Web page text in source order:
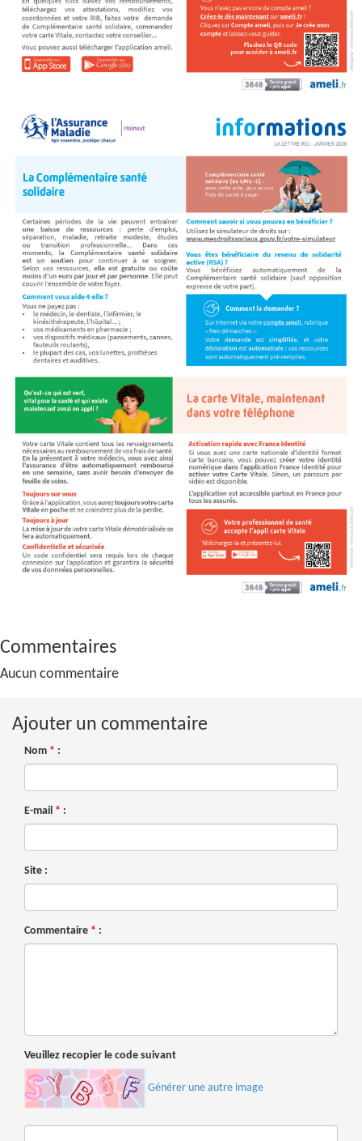
Commentaires
Aucun commentaire
Ajouter un commentaire
Nom * :
E-mail * :
Site :
Commentaire * :
Veuillez recopier le code suivant
Générer une autre image